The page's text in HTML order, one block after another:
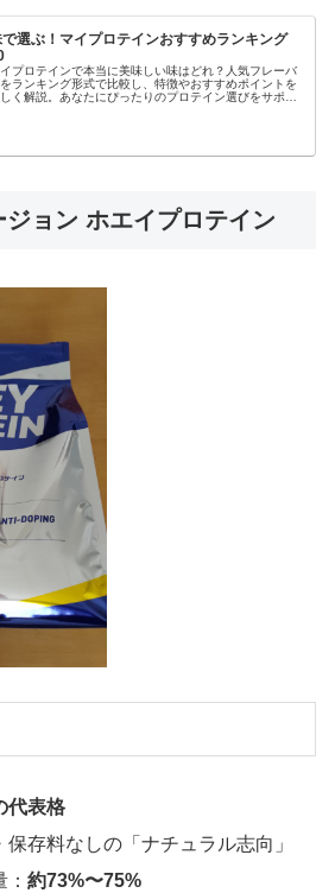
で選ぶ！マイプロテインおすすめランキング
プロテインで本当に美味しい味はどれ？人気フレーバ
ランキング形式で比較し、特徴やおすすめポイントを
く解説。あなたにぴったりのプロテイン選びをサポー
ョン ホエイプロテイン
代表格
存料なしの「ナチュラル志向」
：約73%〜75%